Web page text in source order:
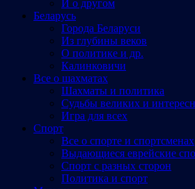
И о другом
Беларусь
Города Беларуси
Из глубины веков
О политике и др.
Калинковичи
Все о шахматах
Шахматы и политика
Судьбы великих и
Игра для всех
Спорт
Все о спорте и спортсменах
Выдающиеся еврейские
Спорт с разных сторон
Политика и спорт